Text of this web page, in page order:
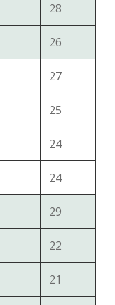
28
26
27
25
24
24
29
22
21